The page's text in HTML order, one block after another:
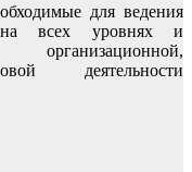
для ведения
на всех уровнях и
деятельности